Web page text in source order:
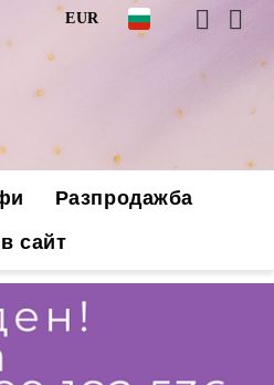
EUR
Разпродажба
сайт